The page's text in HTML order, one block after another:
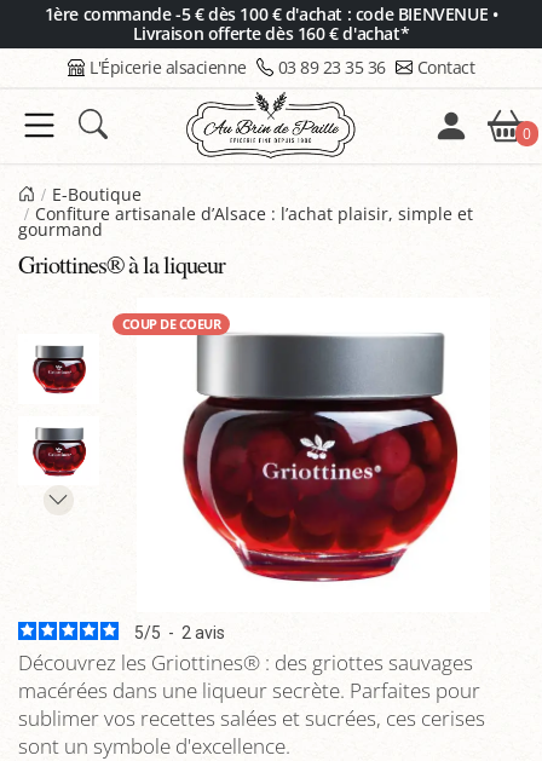
1ère commande -5 € dès 100 € d'achat : code BIENVENUE •
Livraison offerte dès 160 € d'achat*
L'Épicerie alsacienne 03 89 23 35 36 Contact
0
E-Boutique
Confiture artisanale d’Alsace : l’achat plaisir, simple et
gourmand
Griottines® à la liqueur
COUP DE COEUR
5/5 - 2 avis
Découvrez les Griottines® : des griottes sauvages
macérées dans une liqueur secrète. Parfaites pour
sublimer vos recettes salées et sucrées, ces cerises
sont un symbole d'excellence.
Panneau de gestion des cookies